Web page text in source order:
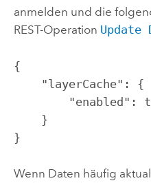
anmelden und die
REST-Operation
{
}
Wenn Daten häufig